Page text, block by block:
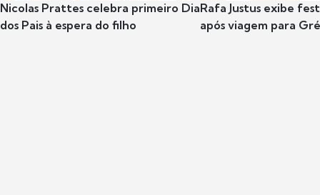
Nicolas Prattes celebra primeiro Dia
dos Pais à espera do filho
Rafa Justus exibe
após viagem para